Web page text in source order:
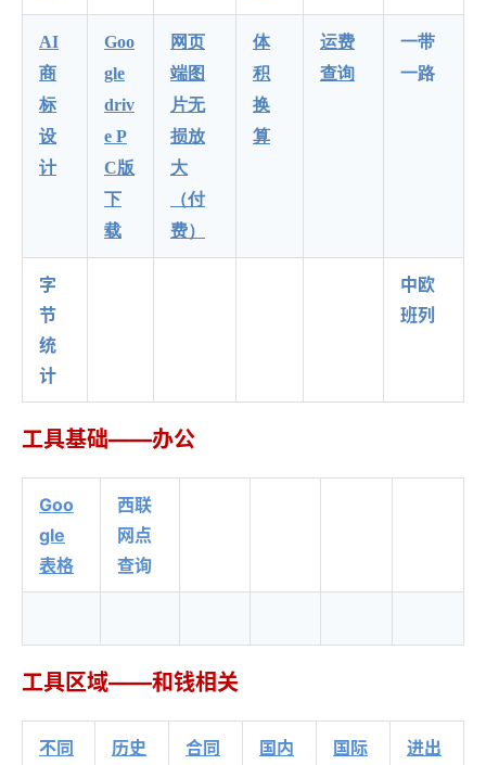
AI
商
标
设
计
Goo
gle
driv
e P
C版
下
载
网页
端图
片无
损放
大
（付
费）
体
积
换
算
运费
查询
一带
一路
字
节
统
计
中欧
班列
工具基础——办公
Goo
gle
表格
西联
网点
查询
工具区域——和钱相关
不同
历史
合同
国内
国际
进出